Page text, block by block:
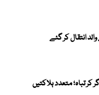
انتقال کر گئے